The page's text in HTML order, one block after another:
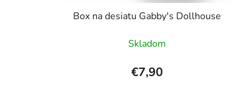
Box na desiatu Gabby's Dollhouse
Skladom
€7,90